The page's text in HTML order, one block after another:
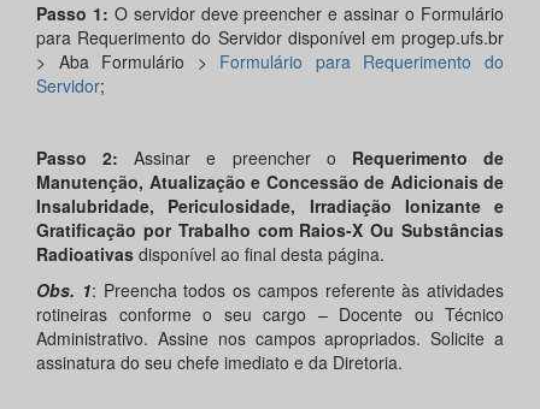
Passo 1: O servidor deve preencher e assinar o Formulário
para Requerimento do Servidor disponível em progep.ufs.br
> Aba Formulário > Formulário para Requerimento do
Servidor;
Passo 2: Assinar e preencher o Requerimento de
Manutenção, Atualização e Concessão de Adicionais de
Insalubridade, Periculosidade, Irradiação Ionizante e
Gratificação por Trabalho com Raios-X Ou Substâncias
Radioativas disponível ao final desta página.
Obs. 1: Preencha todos os campos referente às atividades
rotineiras conforme o seu cargo – Docente ou Técnico
Administrativo. Assine nos campos apropriados. Solicite a
assinatura do seu chefe imediato e da Diretoria.